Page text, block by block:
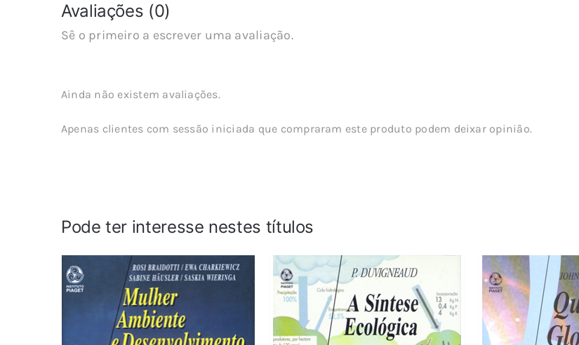
Avaliações (0)
Sê o primeiro a escrever uma avaliação.
Ainda não existem avaliações.
Apenas clientes com sessão iniciada que compraram este produto podem deixar opinião.
Pode ter interesse nestes títulos